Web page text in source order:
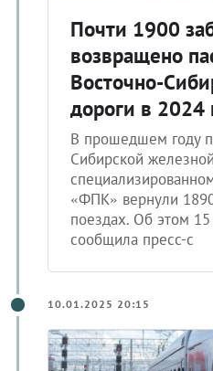
Почти 1900
возвращено
Восточно-
дороги в 2024
В прошедшем году
Сибирской
«ФПК» вернули
поездах. Об этом
сообщила пресс-с
10.01.2025 20:15